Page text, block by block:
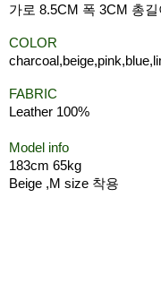
가로 8.5CM 폭 3CM 총
COLOR
FABRIC
Leather 100%
Model info
183cm 65kg
Beige ,M size 착용